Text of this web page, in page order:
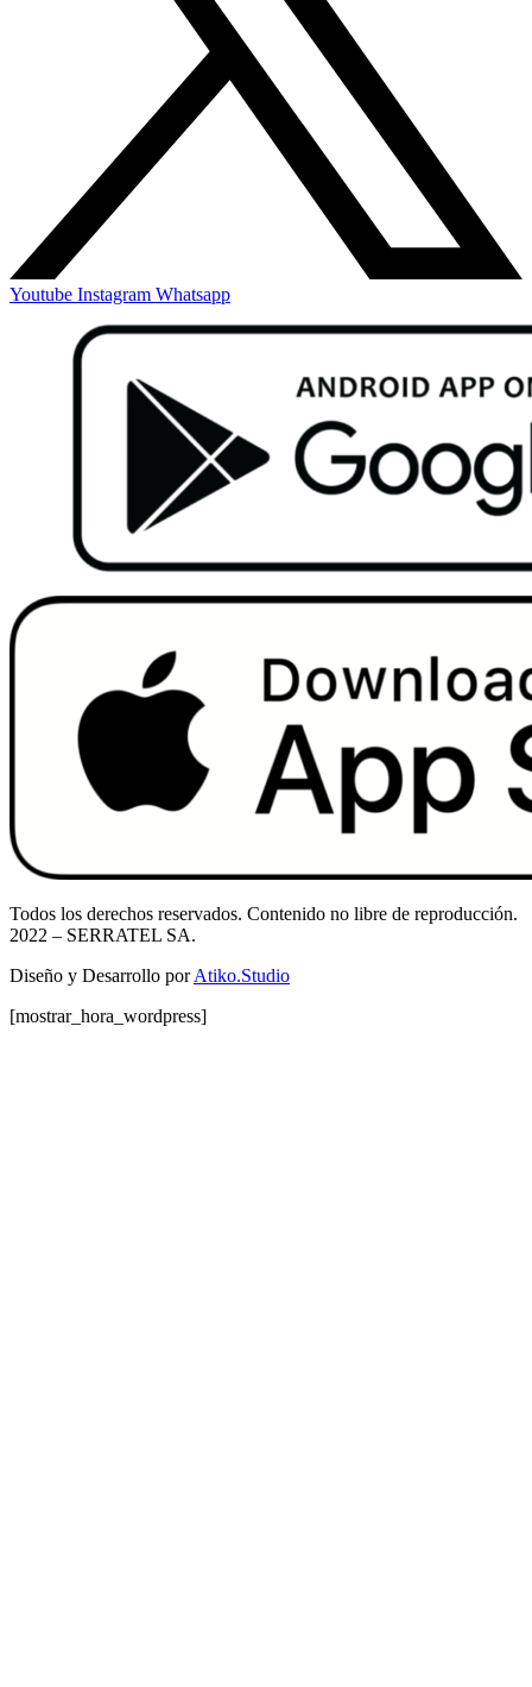
Youtube Instagram Whatsapp
Todos los derechos reservados. Contenido no libre de reproducción.
2022 – SERRATEL SA.
Diseño y Desarrollo porAtiko.Studio
[mostrar_hora_wordpress]